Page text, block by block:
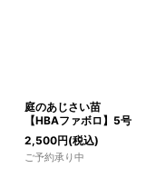
庭のあじさい苗
【HBAファボロ】5号
2,500円(税込)
ご予約承り中